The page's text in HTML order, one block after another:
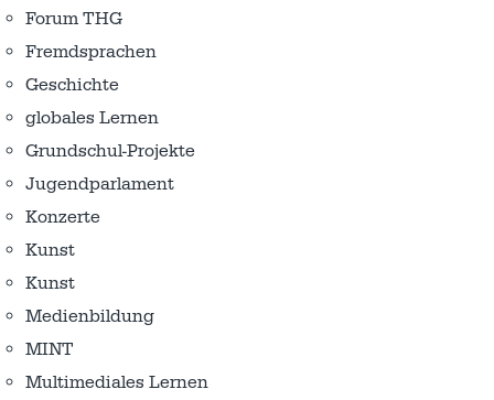
Forum THG
Fremdsprachen
Geschichte
globales Lernen
Grundschul-Projekte
Jugendparlament
Konzerte
Kunst
Kunst
Medienbildung
MINT
Multimediales Lernen